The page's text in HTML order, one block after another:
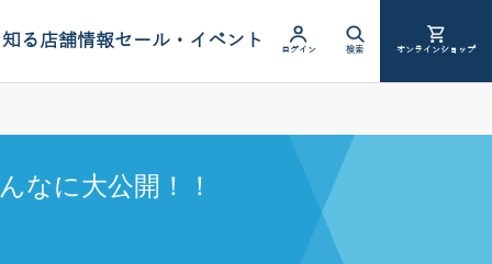
る店舗情報セール・イベント ログイン 検索 オンラインショップ
なに大公開！！